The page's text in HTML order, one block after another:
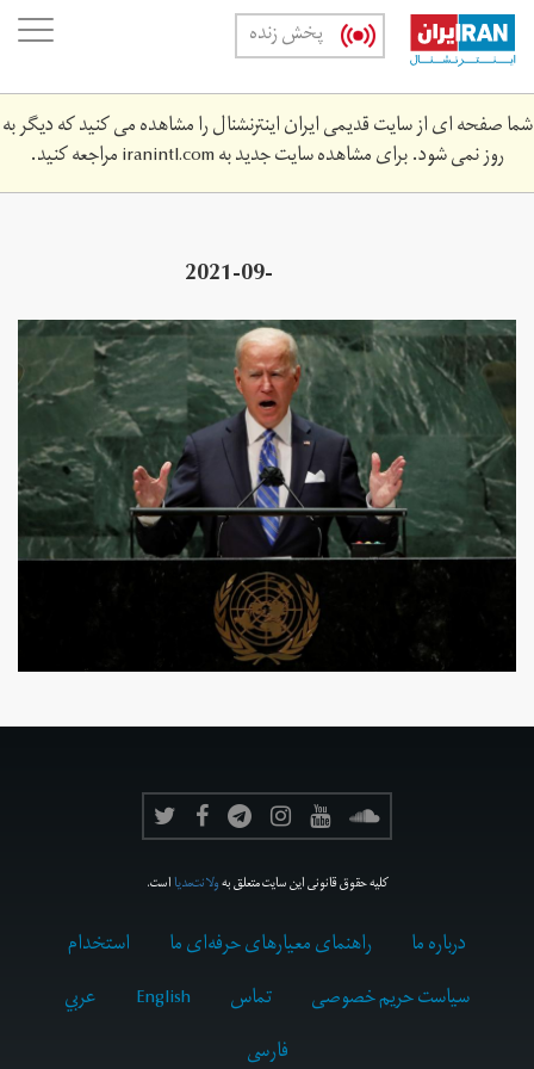
Skip
main
content
پخش زنده
شما صفحه ای از سایت قدیمی ایران اینترنشنال را مشاهده می کنید که دیگر به
روز نمی شود. برای مشاهده سایت جدید بهiranintl.comمراجعه کنید.
2021-09-
assembly-biden.jpg
کلیه حقوق قانونی این سایت متعلق بهولانت‌مدیااست.
درباره ما راهنمای معیارهای حرفه‌ای ما
استخدام
سیاست حریم خصوصی
تماس English
عربي
فارسى